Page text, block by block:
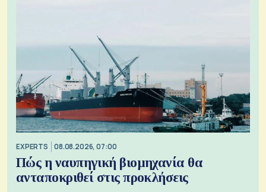
EXPERTS 08.08.2026, 07:00
Πώς η ναυπηγική βιομηχανία θα
ανταποκριθεί στις προκλήσεις